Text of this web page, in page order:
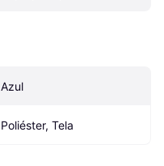
Azul
Poliéster, Tela